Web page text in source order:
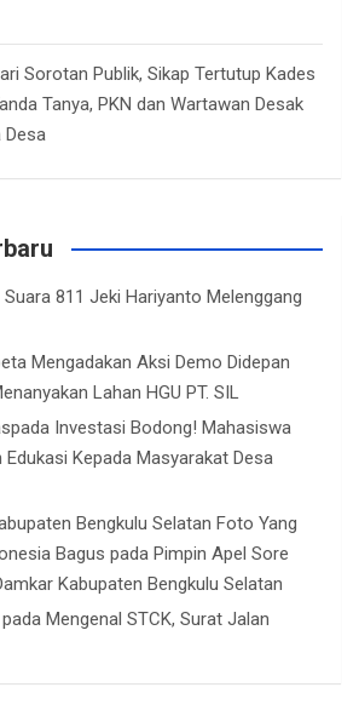
Sorotan Publik, Sikap Tertutup Kades
Tanya, PKN dan Wartawan Desak
Desa
811 Jeki Hariyanto Melenggang
Mengadakan Aksi Demo Didepan
Lahan HGU PT. SIL
Investasi Bodong! Mahasiswa
Edukasi Kepada Masyarakat Desa
Bengkulu Selatan Foto Yang
Bagus pada Pimpin Apel Sore
Kabupaten Bengkulu Selatan
pada Mengenal STCK, Surat Jalan